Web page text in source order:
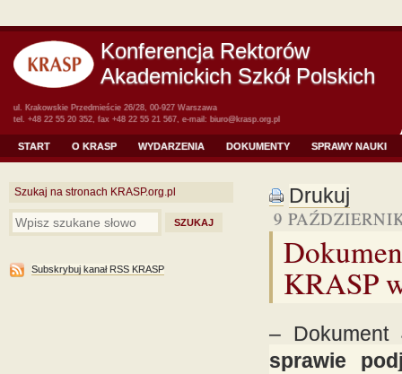
Konferencja Rektorów
Akademickich Szkół Polskich
ul. Krakowskie Przedmieście 26/28, 00-927 Warszawa
tel. +48 22 55 20 352, fax +48 22 55 21 567, e-mail: biuro@krasp.org.pl
START O KRASP WYDARZENIA DOKUMENTY SPRAWY NAUKI
Szukaj na stronach KRASP.org.pl
Subskrybuj kanał RSS KRASP
Drukuj
9
KRASP
– Dokument
sprawie